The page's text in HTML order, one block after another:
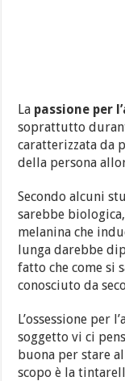
La passione per
soprattutto
caratterizzata da
della persona
Secondo alcuni
sarebbe
melanina che
lunga darebbe
fatto che come si
conosciuto da
L’ossessione per
soggetto vi ci
buona per stare
scopo è la